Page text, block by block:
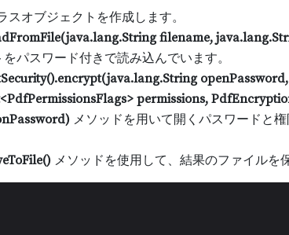
スオブジェクトを作成します。
filename,
パスワード付きで読み込んでいます。
permissions,
メソッドを用いて開くパスワードと
メソッドを使用して、結果のファイルを